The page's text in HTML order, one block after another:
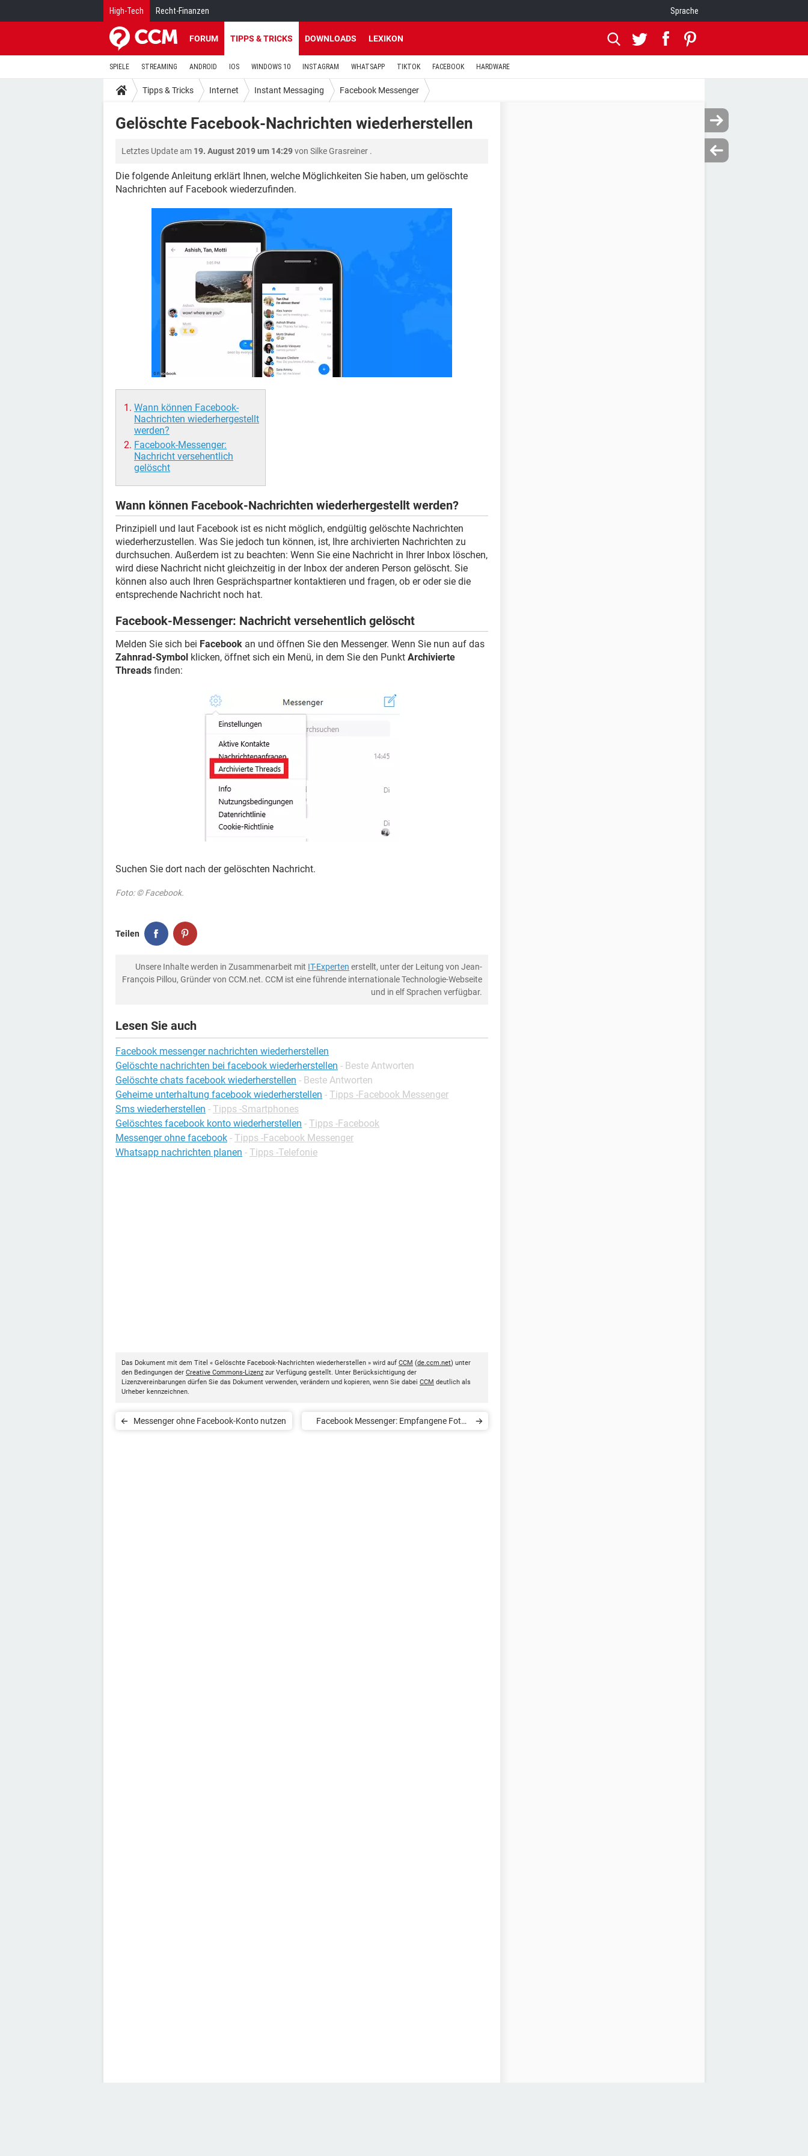
High-Tech Recht-Finanzen Sprache
FORUM TIPPS & TRICKS DOWNLOADS LEXIKON
SPIELE STREAMING ANDROID IOS WINDOWS 10 INSTAGRAM WHATSAPP TIKTOK FACEBOOK HARDWARE
Tipps & Tricks Internet Instant Messaging Facebook Messenger
Gelöschte Facebook-Nachrichten wiederherstellen
Letztes Update am 19. August 2019 um 14:29von Silke Grasreiner .
Die folgende Anleitung erklärt Ihnen, welche Möglichkeiten Sie haben, um gelöschte
Nachrichten auf Facebook wiederzufinden.
Wann können Facebook-
Nachrichten wiederhergestellt
werden?
Facebook-Messenger:
Nachricht versehentlich
gelöscht
Wann können Facebook-Nachrichten wiederhergestellt werden?
Prinzipiell und laut Facebook ist es nicht möglich, endgültig gelöschte Nachrichten
wiederherzustellen. Was Sie jedoch tun können, ist, Ihre archivierten Nachrichten zu
durchsuchen. Außerdem ist zu beachten: Wenn Sie eine Nachricht in Ihrer Inbox löschen,
wird diese Nachricht nicht gleichzeitig in der Inbox der anderen Person gelöscht. Sie
können also auch Ihren Gesprächspartner kontaktieren und fragen, ob er oder sie die
entsprechende Nachricht noch hat.
Facebook-Messenger: Nachricht versehentlich gelöscht
Melden Sie sich bei Facebook an und öffnen Sie den Messenger. Wenn Sie nun auf das
Zahnrad-Symbol klicken, öffnet sich ein Menü, in dem Sie den Punkt Archivierte
Threads finden:
Suchen Sie dort nach der gelöschten Nachricht.
Foto: © Facebook.
Teilen
Unsere Inhalte werden in Zusammenarbeit mit IT-Experten erstellt, unter der Leitung von Jean-
François Pillou, Gründer von CCM.net. CCM ist eine führende internationale Technologie-Webseite
und in elf Sprachen verfügbar.
Lesen Sie auch
Facebook messenger nachrichten wiederherstellen
Gelöschte nachrichten bei facebook wiederherstellen - Beste Antworten
Gelöschte chats facebook wiederherstellen - Beste Antworten
Geheime unterhaltung facebook wiederherstellen - Tipps -Facebook Messenger
Sms wiederherstellen - Tipps -Smartphones
Gelöschtes facebook konto wiederherstellen - Tipps -Facebook
Messenger ohne facebook - Tipps -Facebook Messenger
Whatsapp nachrichten planen - Tipps -Telefonie
Das Dokument mit dem Titel « Gelöschte Facebook-Nachrichten wiederherstellen » wird auf CCM (de.ccm.net) unter
den Bedingungen der Creative Commons-Lizenz zur Verfügung gestellt. Unter Berücksichtigung der
Lizenzvereinbarungen dürfen Sie das Dokument verwenden, verändern und kopieren, wenn Sie dabei CCM deutlich als
Urheber kennzeichnen.
Messenger ohne Facebook-Konto nutzen
Facebook Messenger: Empfangene Fotos